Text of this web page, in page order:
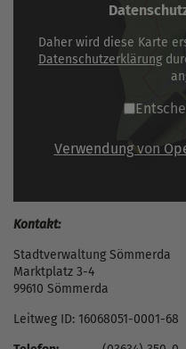
Daher wird diese Karte
Datenschutzerklärung
Verwendung von
Kontakt:
Stadtverwaltung Sömmerda
Marktplatz 3-4
99610 Sömmerda
Leitweg ID: 16068051-0001-68